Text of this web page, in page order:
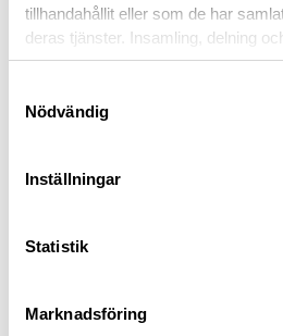
tillhandahållit eller som de har
deras tjänster. Insamling, delning
personuppgifter kan användas för
Nödvändig
Inställningar
Statistik
Marknadsföring